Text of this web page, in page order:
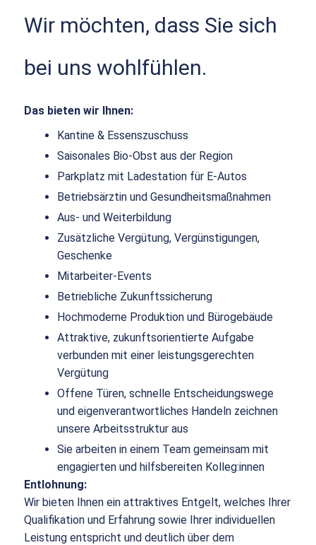
Wir möchten, dass Sie sich
bei uns wohlfühlen.
Das bieten wir Ihnen:
Kantine & Essenszuschuss
Saisonales Bio-Obst aus der Region
Parkplatz mit Ladestation für E-Autos
Betriebsärztin und Gesundheitsmaßnahmen
Aus- und Weiterbildung
Zusätzliche Vergütung, Vergünstigungen,
Geschenke
Mitarbeiter-Events
Betriebliche Zukunftssicherung
Hochmoderne Produktion und Bürogebäude
Attraktive, zukunftsorientierte Aufgabe
verbunden mit einer leistungsgerechten
Vergütung
Offene Türen, schnelle Entscheidungswege
und eigenverantwortliches Handeln zeichnen
unsere Arbeitsstruktur aus
Sie arbeiten in einem Team gemeinsam mit
engagierten und hilfsbereiten Kolleg:innen
Entlohnung:
Wir bieten Ihnen ein attraktives Entgelt, welches Ihrer
Qualifikation und Erfahrung sowie Ihrer individuellen
Leistung entspricht und deutlich über dem